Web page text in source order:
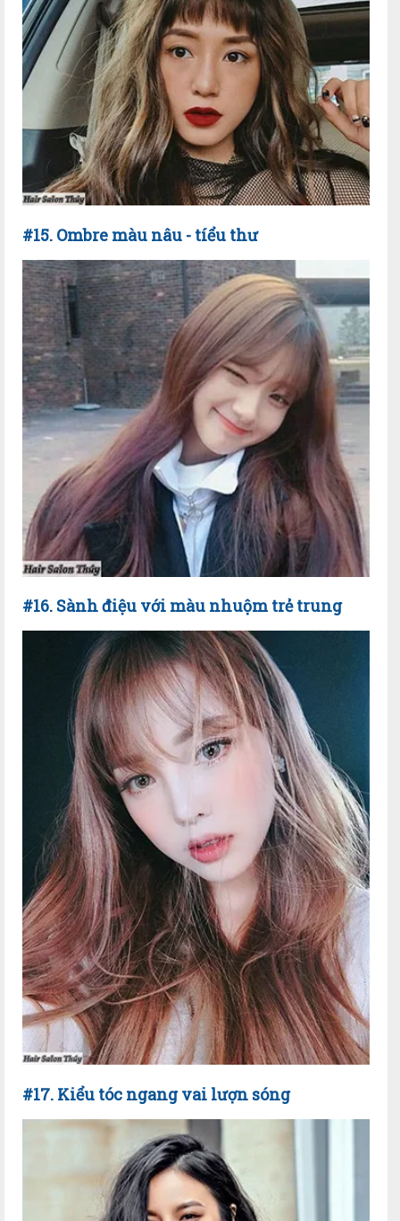
#15. Ombre màu nâu - tíểu thư
#16. Sành điệu với màu nhuộm trẻ trung
#17. Kiểu tóc ngang vai lượn sóng